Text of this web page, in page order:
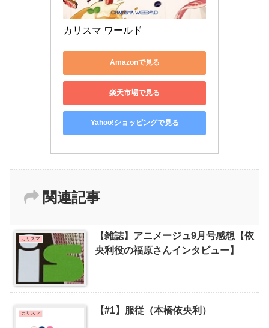
カリスマ ワールド
Amazonで見る
楽天市場で見る
Yahoo!ショッピングで見る
関連記事
カリスマ
【雑誌】アニメージュ9月号感想【依
央利役の福原さんインタビュー】
カリスマ 【#1】服従（本橋依央利）